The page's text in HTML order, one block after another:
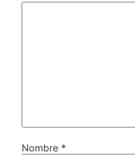
Nombre *